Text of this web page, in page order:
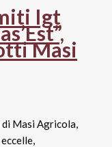
Igt
Masi
di Masi Agricola,